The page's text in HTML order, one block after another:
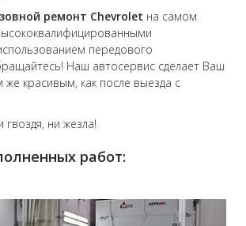
ремонт Chevrolet на самом
передового
Наш автосервис сделает Ваш
красивым, как после выезда с
ни жезла!
работ: